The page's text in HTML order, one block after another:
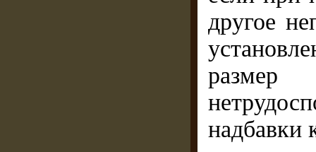
другое
надбавки